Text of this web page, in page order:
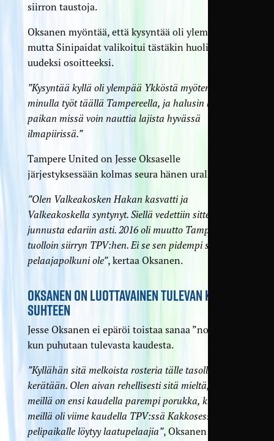
siirron taustoja.
Oksanen myöntää, että kysyntää oli ylempääkin,
mutta Sinipaidat valikoitui tästäkin huolimatta
uudeksi osoitteeksi.
”Kysyntää kyllä oli ylempää Ykköstä myöten, mutta
minulla työt täällä Tampereella, ja halusin löytää
paikan missä voin nauttia lajista hyvässä
ilmapiirissä.”
Tampere United on Jesse Oksaselle
järjestyksessään kolmas seura hänen urallaan.
”Olen Valkeakosken Hakan kasvatti ja
Valkeakoskella syntynyt. Siellä vedettiin sitten
junnusta edariin asti. 2016 oli muutto Tampereelle ja
tuolloin siirryn TPV:hen. Ei se sen pidempi se minun
pelaajapolkuni ole”, kertaa Oksanen.
OKSANEN ON LUOTTAVAINEN TULEVAN KAUDEN
SUHTEEN
Jesse Oksanen ei epäröi toistaa sanaa ”nousu”,
kun puhutaan tulevasta kaudesta.
”Kyllähän sitä melkoista rosteria tälle tasolle
kerätään. Olen aivan rehellisesti sitä mieltä, että
meillä on ensi kaudella parempi porukka, kuin mitä
meillä oli viime kaudella TPV:ssä Kakkosessa. Joka
pelipaikalle löytyy laatupelaajia”, Oksanen näkee.